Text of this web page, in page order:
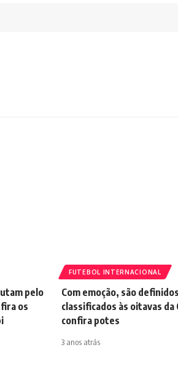
pelo
os
FUTEBOL INTERNACIONAL
Com emoção, são
classificados às oitavas da
confira potes
3 anos atrás